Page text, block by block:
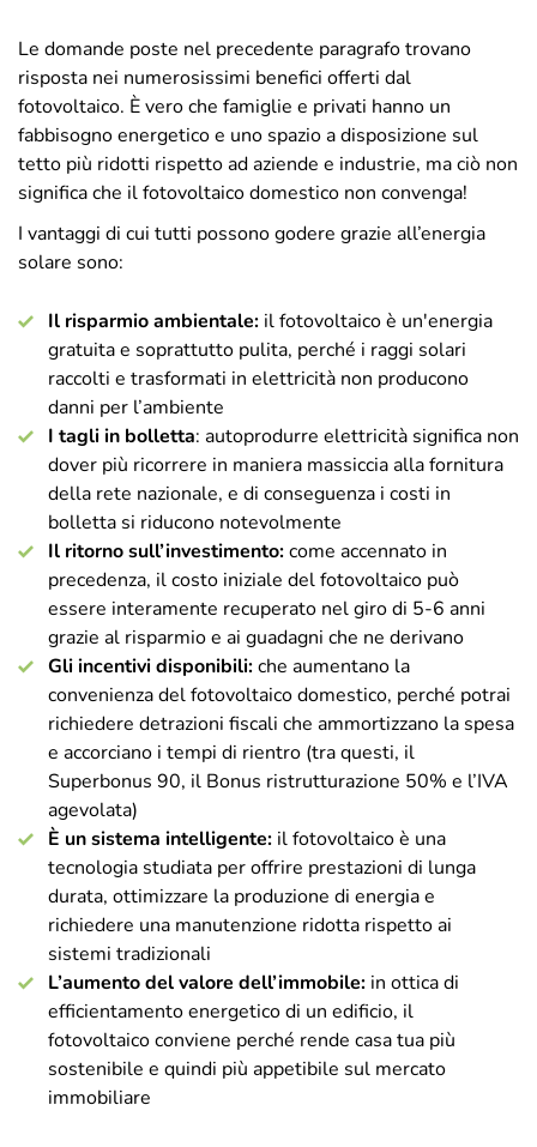
Le domande poste nel precedente paragrafo trovano
risposta nei numerosissimi benefici offerti dal
fotovoltaico. È vero che famiglie e privati hanno un
fabbisogno energetico e uno spazio a disposizione sul
tetto più ridotti rispetto ad aziende e industrie, ma ciò non
significa che il fotovoltaico domestico non convenga!
I vantaggi di cui tutti possono godere grazie all’energia
solare sono:
Il risparmio ambientale: il fotovoltaico è un'energia
gratuita e soprattutto pulita, perché i raggi solari
raccolti e trasformati in elettricità non producono
danni per l’ambiente
I tagli in bolletta: autoprodurre elettricità significa non
dover più ricorrere in maniera massiccia alla fornitura
della rete nazionale, e di conseguenza i costi in
bolletta si riducono notevolmente
Il ritorno sull’investimento:come accennato in
precedenza, il costo iniziale del fotovoltaico può
essere interamente recuperato nel giro di 5-6 anni
grazie al risparmio e ai guadagni che ne derivano
Gli incentivi disponibili:che aumentano la
convenienza del fotovoltaico domestico, perché potrai
richiedere detrazioni fiscali che ammortizzano la spesa
e accorciano i tempi di rientro (tra questi, il
Superbonus 90, il Bonus ristrutturazione 50% e l’IVA
agevolata)
È un sistema intelligente: il fotovoltaico è una
tecnologia studiata per offrire prestazioni di lunga
durata, ottimizzare la produzione di energia e
richiedere una manutenzione ridotta rispetto ai
sistemi tradizionali
L’aumento del valore dell’immobile: in ottica di
efficientamento energetico di un edificio, il
fotovoltaico conviene perché rende casa tua più
sostenibile e quindi più appetibile sul mercato
immobiliare